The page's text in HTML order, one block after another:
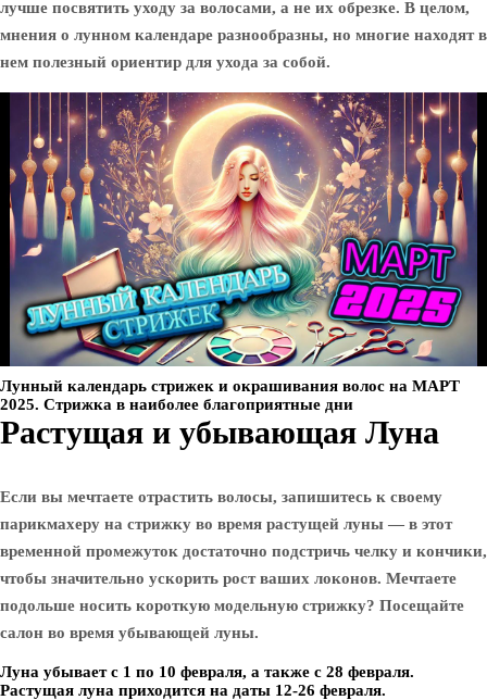
лучше посвятить уходу за волосами, а не их обрезке. В целом,
мнения о лунном календаре разнообразны, но многие находят в
нем полезный ориентир для ухода за собой.
Лунный календарь стрижек и окрашивания волос на МАРТ
2025. Стрижка в наиболее благоприятные дни
Растущая и убывающая Луна
Если вы мечтаете отрастить волосы, запишитесь к своему
парикмахеру на стрижку во время растущей луны — в этот
временной промежуток достаточно подстричь челку и кончики,
чтобы значительно ускорить рост ваших локонов. Мечтаете
подольше носить короткую модельную стрижку? Посещайте
салон во время убывающей луны.
Луна убывает с 1 по 10 февраля, а также с 28 февраля.
Растущая луна приходится на даты 12-26 февраля.